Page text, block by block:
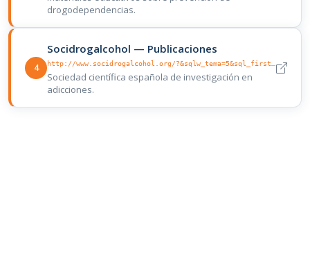
drogodependencias.
4
Socidrogalcohol — Publicaciones
http://www.socidrogalcohol.org/?&sqlw_tema=5&sql_first_record=0
Sociedad científica española de investigación en
adicciones.